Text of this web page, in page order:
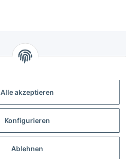
Alle akzeptieren
Konfigurieren
Ablehnen